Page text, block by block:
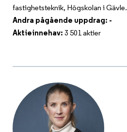
fastighetsteknik, Högskolan i Gävle.
Andra pågående uppdrag: -
Aktieinnehav: 3 501 aktier